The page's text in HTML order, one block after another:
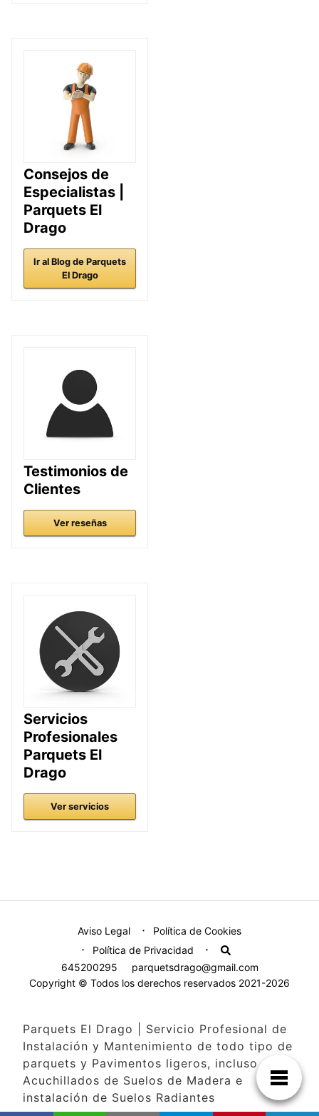
Consejos de
Especialistas |
Parquets El
Drago
Ir al Blog de Parquets
El Drago
Testimonios de
Clientes
Ver reseñas
Servicios
Profesionales
Parquets El
Drago
Ver servicios
Aviso Legal
Política de Cookies
Política de Privacidad
645200295
parquetsdrago@gmail.com
Copyright © Todos los derechos reservados 2021-2026
Parquets El Drago | Servicio Profesional de
Instalación y Mantenimiento de todo tipo de
parquets y Pavimentos ligeros, incluso
Acuchillados de Suelos de Madera e
instalación de Suelos Radiantes